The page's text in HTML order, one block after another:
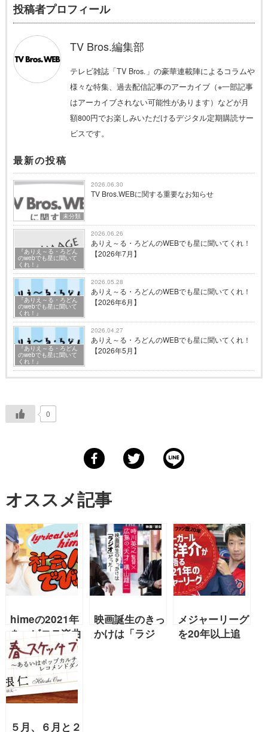
投稿者プロフィール
TV Bros.編集部
テレビ雑誌「TV Bros.」の豪華連載陣によるコラムや
様々な特集、過去配信記事のアーカイブ（※一部記事
はアーカイブされない可能性があります）などが月
額800円でお楽しみいただけるデジタル定期購読サー
ビスです。
最新の投稿
未分類
2026.06.30
TV Bros.WEBに関する重要なお知らせ
『ありえ～る・ろどん
のwebでも星に聞いて
くれ！』
2026.06.26
ありえ～る・ろどんのWEBでも星に聞いてくれ！
【2026年7月】
『ありえ～る・ろどん
のwebでも星に聞いて
くれ！』
2026.05.28
ありえ～る・ろどんのWEBでも星に聞いてくれ！
【2026年6月】
『ありえ～る・ろどん
のwebでも星に聞いて
くれ！』
2026.04.27
ありえ～る・ろどんのWEBでも星に聞いてくれ！
【2026年5月】
0
オススメ記事
himeの2021年
をヘビロテ楽曲
と共に振り返っ
てみよ〜！
【2021年12月
lyrical
school・hime
連載「社会でび
映画誕生のきっ
かけは「ラジ
メジャーリーグ
を20年以上追
５月、６月と２